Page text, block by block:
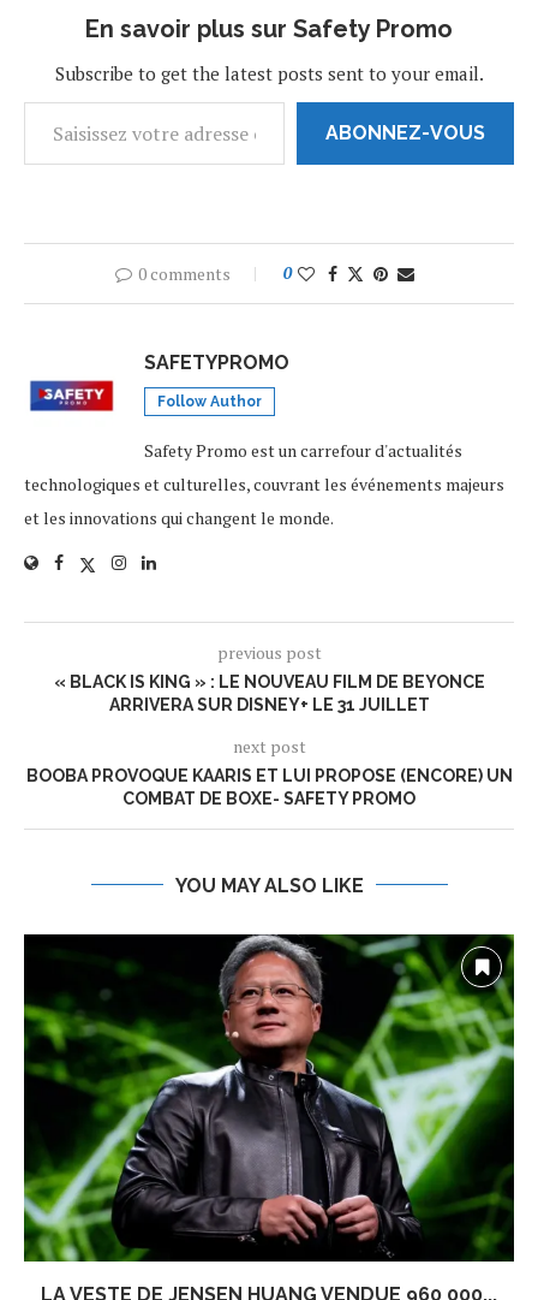
ex-fiancée, Makhadzi.
de… Jerusalema ? La
question…
En savoir plus sur Safety Promo
Subscribe to get the latest posts sent to your email.
ABONNEZ-VOUS
0 comments 0
SAFETYPROMO
Follow Author
Safety Promo est un carrefour d'actualités
technologiques et culturelles, couvrant les événements majeurs
et les innovations qui changent le monde.
previous post
« BLACK IS KING » : LE NOUVEAU FILM DE BEYONCE
ARRIVERA SUR DISNEY+ LE 31 JUILLET
next post
BOOBA PROVOQUE KAARIS ET LUI PROPOSE (ENCORE) UN
COMBAT DE BOXE- SAFETY PROMO
YOU MAY ALSO LIKE
LA VESTE DE JENSEN HUANG VENDUE 960 000...